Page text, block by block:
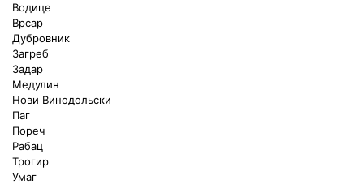
Водице
Врсар
Дубровник
Загреб
Задар
Медулин
Нови Винодольски
Паг
Пореч
Рабац
Трогир
Умаг